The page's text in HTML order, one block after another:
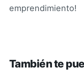
emprendimiento!
También te